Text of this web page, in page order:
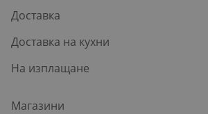
Доставка
Доставка на кухни
На изплащане
Магазини